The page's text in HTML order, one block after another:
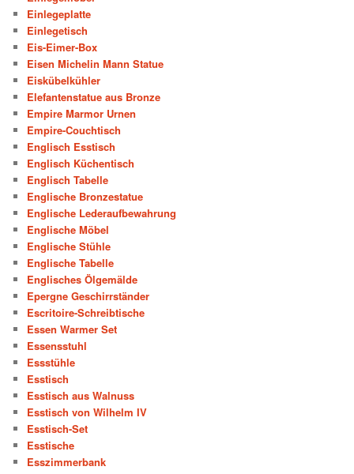
Einlegeplatte
Einlegetisch
Eis-Eimer-Box
Eisen Michelin Mann Statue
Eiskübelkühler
Elefantenstatue aus Bronze
Empire Marmor Urnen
Empire-Couchtisch
Englisch Esstisch
Englisch Küchentisch
Englisch Tabelle
Englische Bronzestatue
Englische Lederaufbewahrung
Englische Möbel
Englische Stühle
Englische Tabelle
Englisches Ölgemälde
Epergne Geschirrständer
Escritoire-Schreibtische
Essen Warmer Set
Essensstuhl
Essstühle
Esstisch
Esstisch aus Walnuss
Esstisch von Wilhelm IV
Esstisch-Set
Esstische
Esszimmerbank